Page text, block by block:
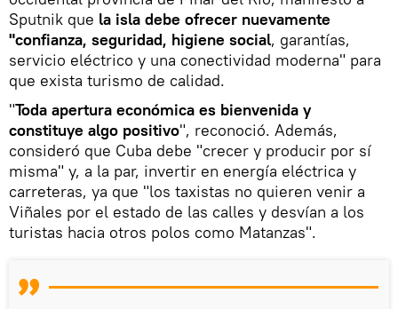
Sputnik que la isla debe ofrecer nuevamente
"confianza, seguridad, higiene social, garantías,
servicio eléctrico y una conectividad moderna" para
que exista turismo de calidad.
"Toda apertura económica es bienvenida y
constituye algo positivo", reconoció. Además,
consideró que Cuba debe "crecer y producir por sí
misma" y, a la par, invertir en energía eléctrica y
carreteras, ya que "los taxistas no quieren venir a
Viñales por el estado de las calles y desvían a los
turistas hacia otros polos como Matanzas".